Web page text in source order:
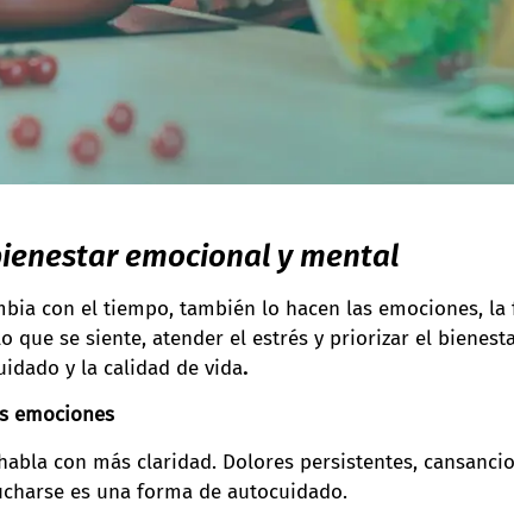
emocional y mental
con el tiempo, también lo hacen las emociones,
que se siente, atender el estrés y priorizar el
y la calidad de vida.
emociones
con más claridad. Dolores persistentes,
es una forma de autocuidado.